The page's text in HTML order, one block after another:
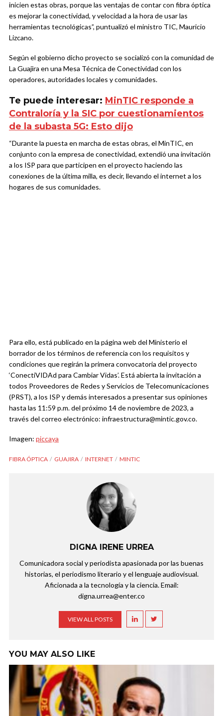
inicien estas obras, porque las ventajas de contar con fibra óptica
es mejorar la conectividad, y velocidad a la hora de usar las
herramientas tecnológicas”, puntualizó el ministro TIC, Mauricio
Lizcano.
Según el gobierno dicho proyecto se socializó con la comunidad de
La Guajira en una Mesa Técnica de Conectividad con los
operadores, autoridades locales y comunidades.
Te puede interesar: MinTIC responde a
Contraloría y la SIC por cuestionamientos
de la subasta 5G: Esto dijo
“Durante la puesta en marcha de estas obras, el MinTIC, en
conjunto con la empresa de conectividad, extendió una invitación
a los ISP para que participen en el proyecto haciendo las
conexiones de la última milla, es decir, llevando el internet a los
hogares de sus comunidades.
Para ello, está publicado en la página web del Ministerio el
borrador de los términos de referencia con los requisitos y
condiciones que regirán la primera convocatoria del proyecto
‘ConectiVIDAd para Cambiar Vidas’. Está abierta la invitación a
todos Proveedores de Redes y Servicios de Telecomunicaciones
(PRST), a los ISP y demás interesados a presentar sus opiniones
hasta las 11:59 p.m. del próximo 14 de noviembre de 2023, a
través del correo electrónico: infraestructura@mintic.gov.co.
Imagen: piccaya
FIBRA ÓPTICA GUAJIRA INTERNET MINTIC
DIGNA IRENE URREA
Comunicadora social y periodista apasionada por las buenas
historias, el periodismo literario y el lenguaje audiovisual.
Aficionada a la tecnología y la ciencia. Email:
digna.urrea@enter.co
VIEW ALL POSTS
YOU MAY ALSO LIKE